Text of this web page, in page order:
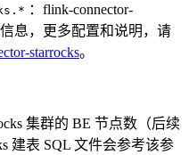
：flink-connector-
信息，更多配置和说明，请
starrocks。
集群的 BE 节点数（后续
建表 SQL 文件会参考该参